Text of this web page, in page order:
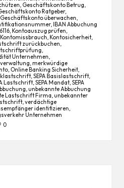
, Geschäftskonto Betrug,
Ratgeber,
Geschäftskonto überwachen,
, IBAN Abbuchung
, Kontoauszug prüfen,
Kontomissbrauch, Kontosicherheit,
zurückbuchen,
,
Unternehmen,
,merkwürdige
, Online Banking Sicherheit,
,SEPA Basislastschrift,
Lastschrift,SEPA Mandat,SEPA
,unbekannte Abbuchung
Lastschrift Firma,unbekannter
,verdächtige
identifizieren,
Unternehmen
0